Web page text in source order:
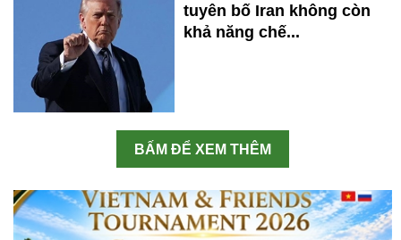
tuyên bố Iran không còn
khả năng chế...
BẤM ĐỂ XEM THÊM